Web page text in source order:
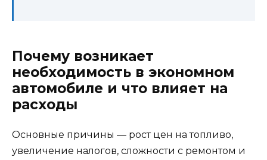
Почему возникает
необходимость в экономном
автомобиле и что влияет на
расходы
Основные причины — рост цен на топливо,
увеличение налогов, сложности с ремонтом и